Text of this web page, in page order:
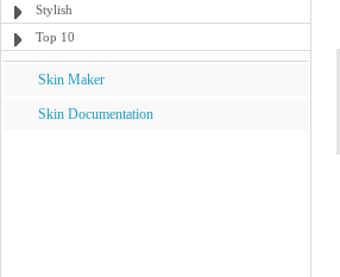
Stylish
Top 10
Skin Maker
Skin Documentation